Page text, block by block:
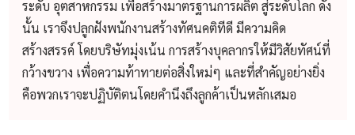
ระดับ อุตสาหกรรม เพื่อสร้างมาตรฐานการผลิต สู่ระดับโลก ดัง
นั้น เราจึงปลูกฝังพนักงานสร้างทัศนคติทีดี มีความคิด
สร้างสรรค์ โดยบริษัทมุ่งเน้น การสร้างบุคลากรให้มีวิสัยทัศน์ที่
กว้างขวาง เพื่อความท้าทายต่อสิ่งใหม่ๆ และที่สำคัญอย่างยิ่ง
คือพวกเราจะปฏิบัติตนโดยคำนึงถึงลูกค้าเป็นหลักเสมอ